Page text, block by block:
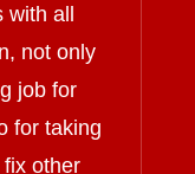
with all
not only
job for
for taking
other